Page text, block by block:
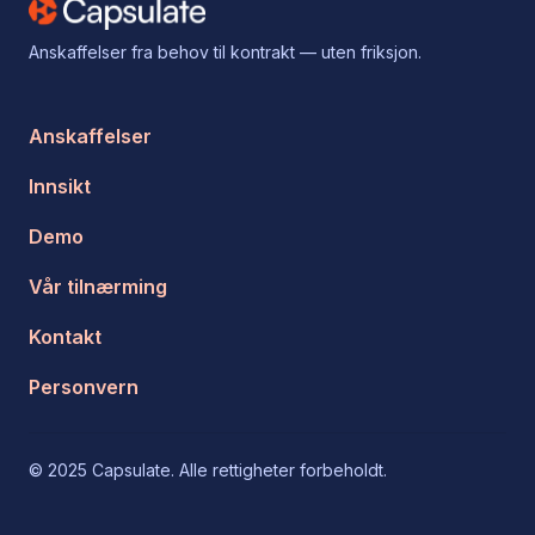
Anskaffelser fra behov til kontrakt — uten friksjon.
Anskaffelser
Innsikt
Demo
Vår tilnærming
Kontakt
Personvern
© 2025 Capsulate. Alle rettigheter forbeholdt.